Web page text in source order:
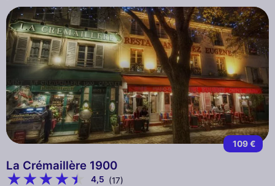
109 €
La Crémaillère 1900
4,5 (17)